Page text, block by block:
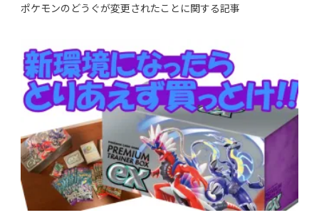
ポケモンのどうぐが変更されたことに関する記事